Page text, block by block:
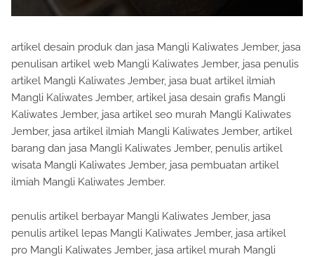
artikel desain produk dan jasa Mangli Kaliwates Jember, jasa
penulisan artikel web Mangli Kaliwates Jember, jasa penulis
artikel Mangli Kaliwates Jember, jasa buat artikel ilmiah
Mangli Kaliwates Jember, artikel jasa desain grafis Mangli
Kaliwates Jember, jasa artikel seo murah Mangli Kaliwates
Jember, jasa artikel ilmiah Mangli Kaliwates Jember, artikel
barang dan jasa Mangli Kaliwates Jember, penulis artikel
wisata Mangli Kaliwates Jember, jasa pembuatan artikel
ilmiah Mangli Kaliwates Jember.
penulis artikel berbayar Mangli Kaliwates Jember, jasa
penulis artikel lepas Mangli Kaliwates Jember, jasa artikel
pro Mangli Kaliwates Jember, jasa artikel murah Mangli